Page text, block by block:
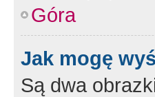
Góra
Jak mogę
Są dwa